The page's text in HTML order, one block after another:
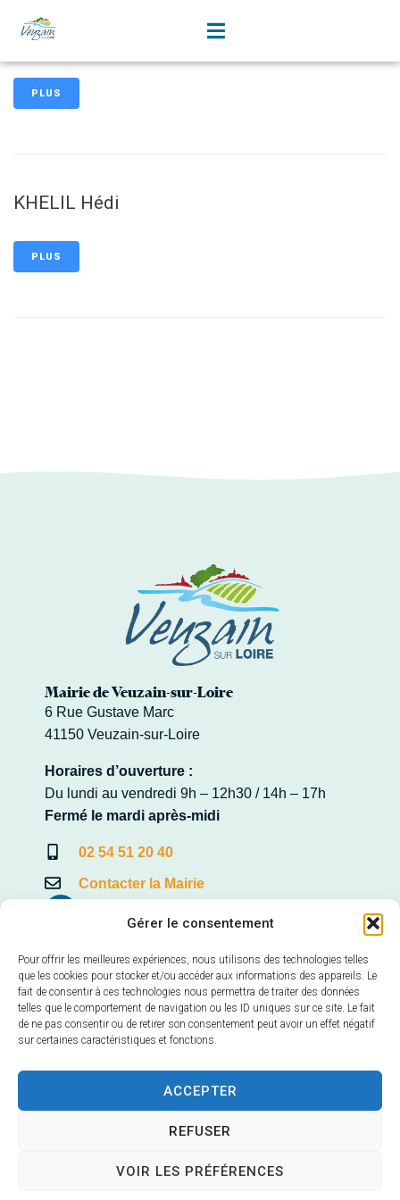
Gérer le consentement
Pour offrir les meilleures expériences, nous utilisons des technologies telles
que les cookies pour stocker et/ou accéder aux informations des appareils. Le
fait de consentir à ces technologies nous permettra de traiter des données
telles que le comportement de navigation ou les ID uniques sur ce site. Le fait
de ne pas consentir ou de retirer son consentement peut avoir un effet négatif
sur certaines caractéristiques et fonctions.
ACCEPTER
REFUSER
VOIR LES PRÉFÉRENCES
principal
FREALLE David
PLUS
KHELIL Hédi
PLUS
Mairie de Veuzain-sur-Loire
6 Rue Gustave Marc
41150 Veuzain-sur-Loire
Horaires d’ouverture :
Du lundi au vendredi 9h – 12h30 / 14h – 17h
Fermé le mardi après-midi
02 54 51 20 40
Contacter la Mairie
Mairie annexe de Veuves
22, Avenue de la Loire – Veuves
41150 Veuzain-sur-Loire
02 54 70 24 40